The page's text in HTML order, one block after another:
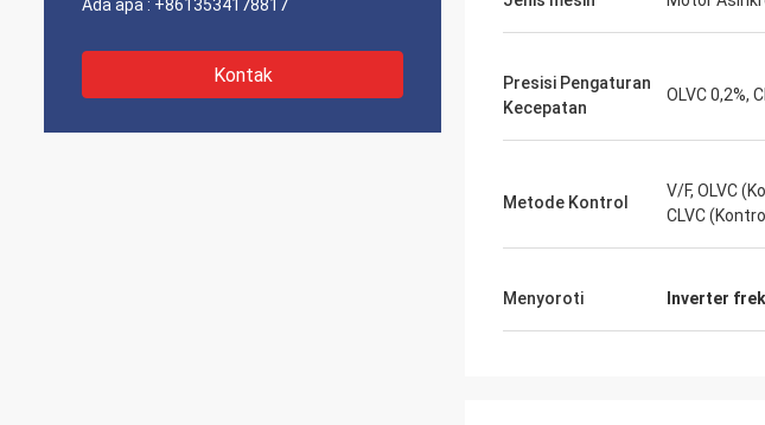
Ada apa : +8613534178817
Kontak
Presisi Pengaturan
Kecepatan
OLVC 0,2%,
Metode Kontrol
V/F, OLVC
CLVC
Menyoroti Inverter